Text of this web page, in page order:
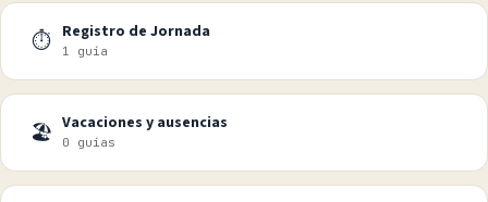
⏱ Registro de Jornada
1 guía
🏖 Vacaciones y ausencias
0 guías